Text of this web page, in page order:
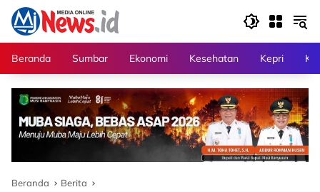
Langsung
konten
Beranda
Sumbar Ekonomi Kesehatan Kepri
Beranda Berita